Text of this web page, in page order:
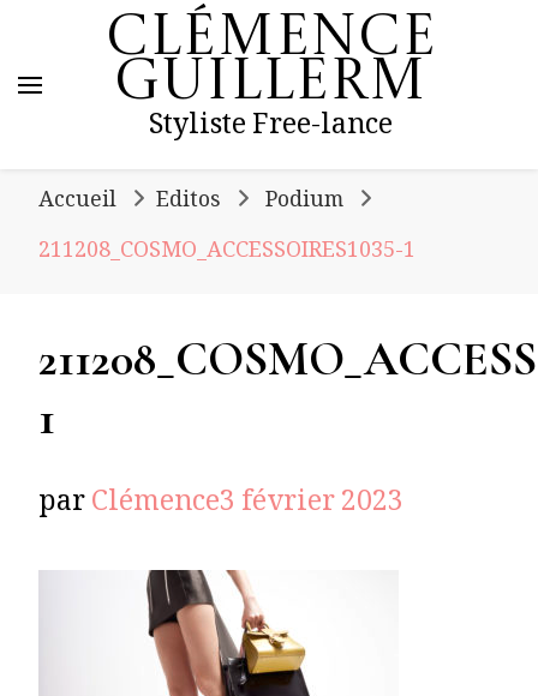
Clémence
Guillerm
Styliste Free-lance
Accueil Editos
Podium
211208_COSMO_ACCESSOIRES1035-1
1
parClémence3 février 2023